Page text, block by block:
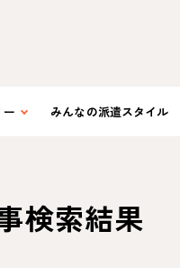
ー みんなの派遣スタイル
検索結果